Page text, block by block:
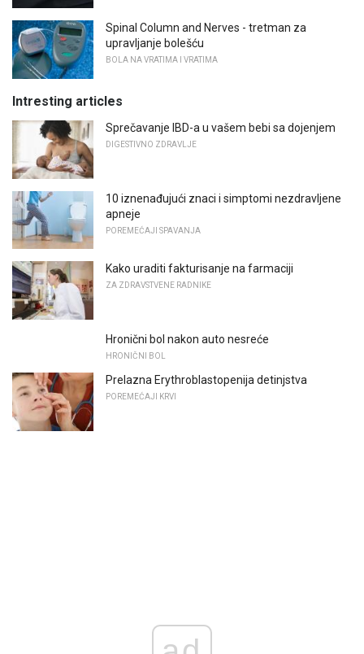
Spinal Column and Nerves - tretman za
upravljanje bolešću
BOLA NA VRATIMA I VRATIMA
Intresting articles
Sprečavanje IBD-a u vašem bebi sa dojenjem
DIGESTIVNO ZDRAVLJE
10 iznenađujući znaci i simptomi nezdravljene
apneje
POREMEĆAJI SPAVANJA
Kako uraditi fakturisanje na farmaciji
ZA ZDRAVSTVENE RADNIKE
Hronični bol nakon auto nesreće
HRONIČNI BOL
Prelazna Erythroblastopenija detinjstva
POREMEĆAJI KRVI